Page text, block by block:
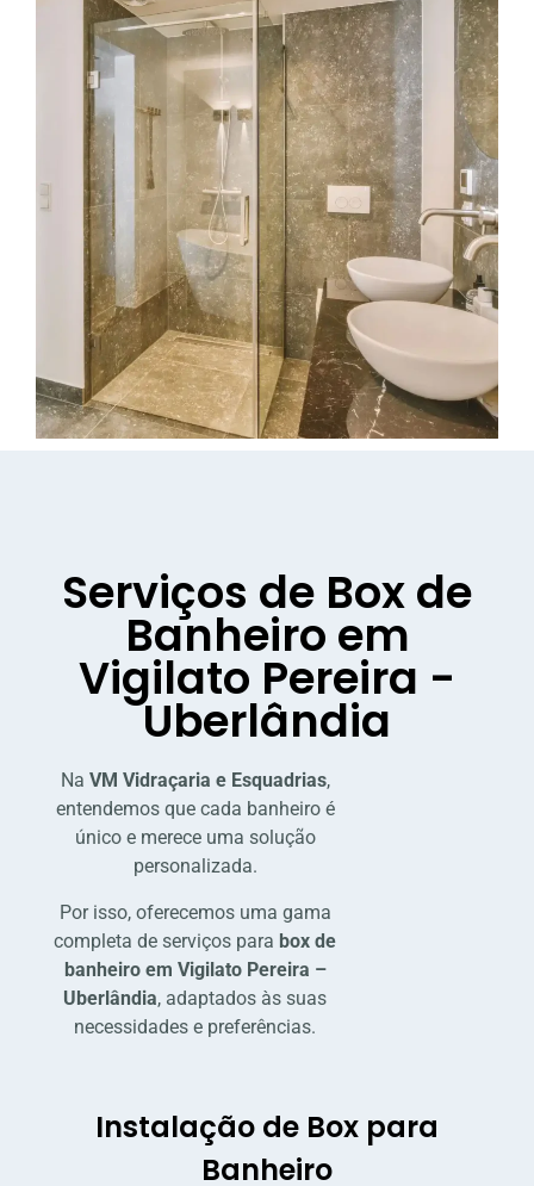
Serviços de Box de
Banheiro em
Vigilato Pereira -
Uberlândia
Na VM Vidraçaria e Esquadrias,
entendemos que cada banheiro é
único e merece uma solução
personalizada.
Por isso, oferecemos uma gama
completa de serviços para box de
banheiro em Vigilato Pereira –
Uberlândia, adaptados às suas
necessidades e preferências.
Instalação de Box para
Banheiro